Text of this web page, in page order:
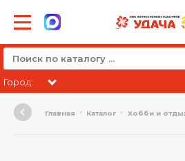
Город:
Главная Каталог Хобби и